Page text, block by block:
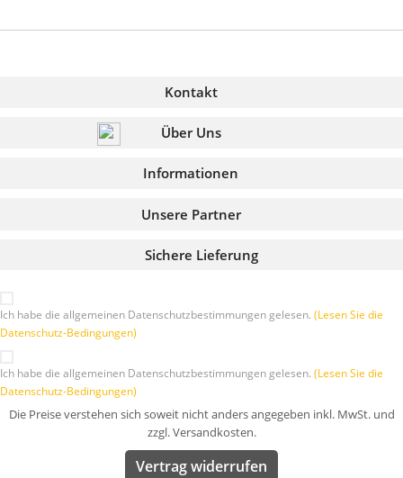
Kontakt
Über Uns
Informationen
Sichere Lieferung
Unsere Partner
Ich habe die allgemeinen Datenschutzbestimmungen gelesen. (Lesen Sie die
Datenschutz-Bedingungen)
Ich habe die allgemeinen Datenschutzbestimmungen gelesen. (Lesen Sie die
Datenschutz-Bedingungen)
Die Preise verstehen sich soweit nicht anders angegeben inkl. MwSt. und
zzgl. Versandkosten.
Vertrag widerrufen